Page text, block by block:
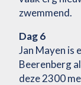
zwemmend.
Dag 6
Jan Mayen is
Beerenberg
deze 2300